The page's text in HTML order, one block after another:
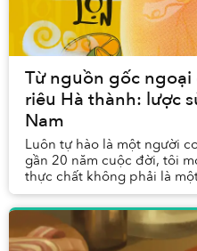
Từ nguồn gốc
riêu Hà thành: lược
Nam
Luôn tự hào là một người
gần 20 năm cuộc đời, tôi
thực chất không phải là
trong bát bún riêu chuẩn vị